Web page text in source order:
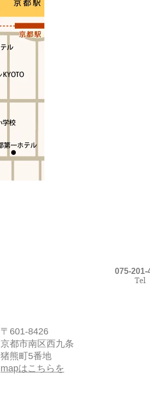
075-201-
Tel
〒601-8426
京都市南区西九条
​猪熊町5番地
mapはこちらを